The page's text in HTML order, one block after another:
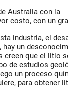
Australia con la
costo, con un
industria, el
un
creen que el litio
de estudios
un proceso
para obtener